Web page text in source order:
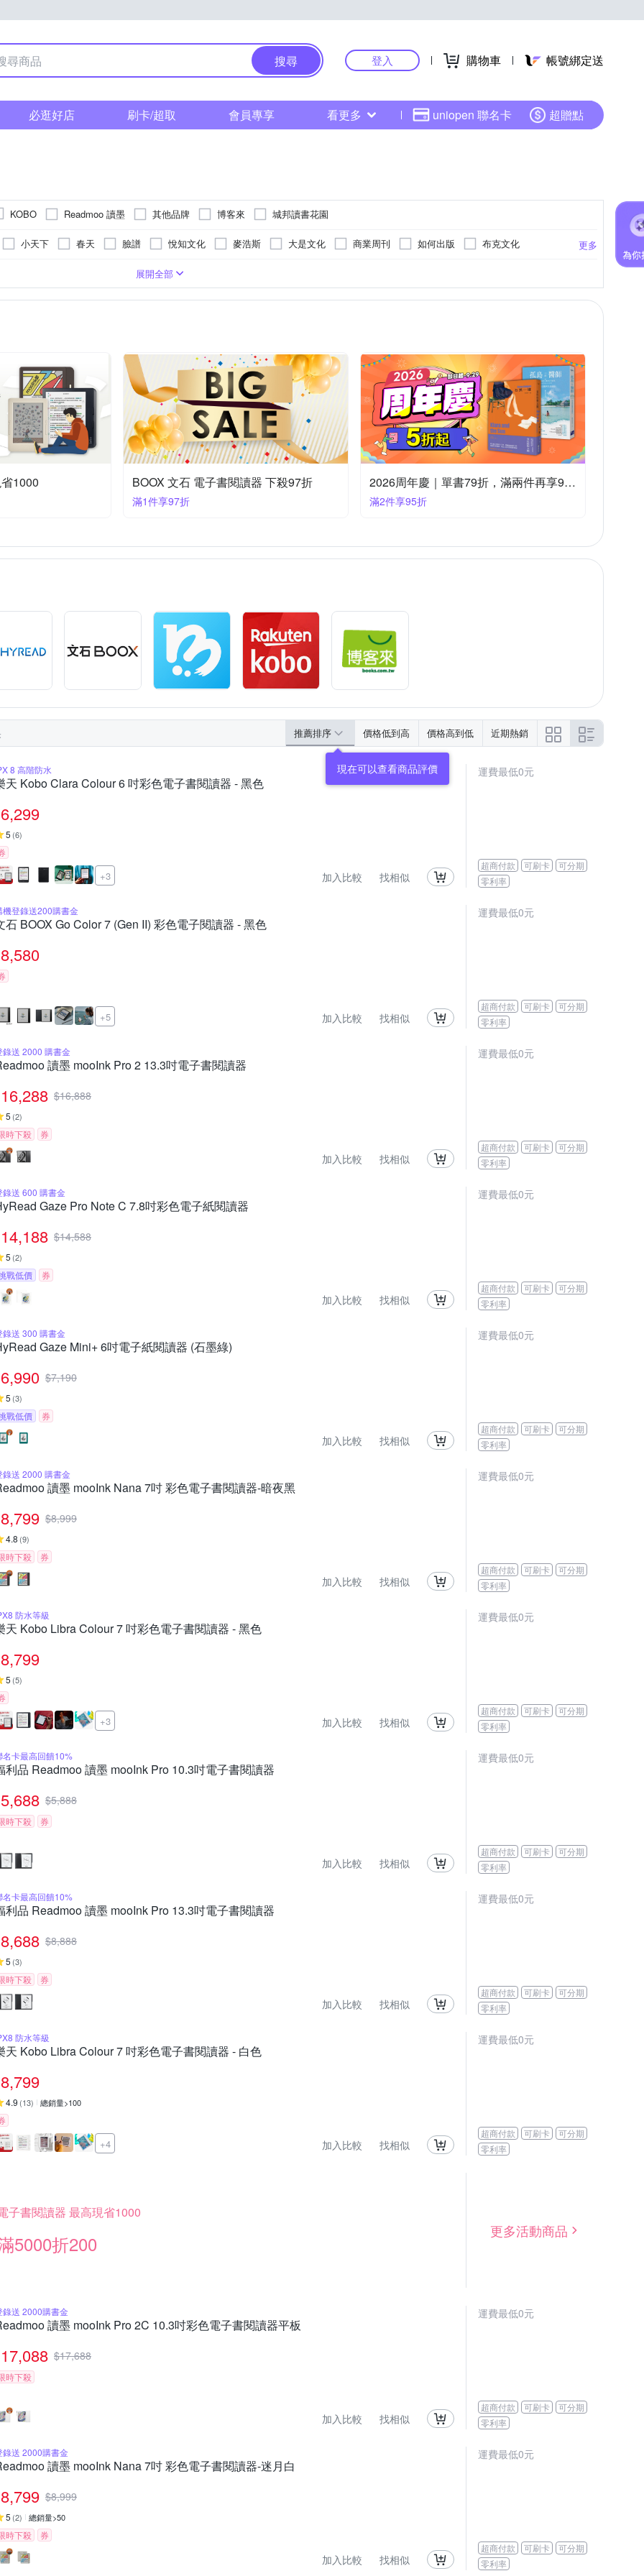
搜尋 登入 購物車 帳號綁定送
必逛好店 刷卡/超取 會員專享 看更多 uniopen 聯名卡 超贈點
KOBO Readmoo 讀墨 其他品牌 博客來 城邦讀書花園
更多
小天下 春天 臉譜 悅知文化 麥浩斯 大是文化 商業周刊 如何出版
布克文化
馬可孛羅
春光
瑞昇文化 原點出版 經濟新潮社 方舟文化 原水文化 八旗文化
新手父母
管理/經營/領導 疾病百科
人文
世界經典文學 歐/美/非/大洋洲旅遊 休閒/嗜好 建築/空間設計 宗教
幼兒啟蒙認知
水
手作設計 心靈/人文/科普 運動/戶外活動
展開全部
1000 BOOX 文石 電子書閱讀器 下殺97折
滿1件享97折
2026周年慶｜單書79折，滿兩件再享95折
滿2件享95折
推薦排序 價格低到高 價格高到低 近期熱銷
8 高階防水
天 Kobo Clara Colour 6 吋彩色電子書閱讀器 - 黑色
6,299
5 (6)
+3 加入比較 找相似
運費最低0元
超商付款 可刷卡
可分期
零利率
機登錄送200購書金
石 BOOX Go Color 7 (Gen II) 彩色電子閱讀器 - 黑色
8,580
+5 加入比較 找相似
運費最低0元
超商付款 可刷卡
可分期
零利率
錄送 2000 購書金
讀墨 mooInk Pro 2 13.3吋電子書閱讀器
16,288 $16,888
5 (2)
時下殺 券
加入比較 找相似
運費最低0元
超商付款 可刷卡
可分期
零利率
錄送 600 購書金
Gaze Pro Note C 7.8吋彩色電子紙閱讀器
14,188 $14,588
5 (2)
戰低價 券
加入比較 找相似
運費最低0元
超商付款 可刷卡
可分期
零利率
錄送 300 購書金
Gaze Mini+ 6吋電子紙閱讀器 (石墨綠)
6,990 $7,190
5 (3)
戰低價 券
加入比較 找相似
運費最低0元
超商付款 可刷卡
可分期
零利率
錄送 2000 購書金
讀墨 mooInk Nana 7吋 彩色電子書閱讀器-暗夜黑
8,799 $8,999
4.8 (9)
時下殺 券
加入比較 找相似
運費最低0元
超商付款 可刷卡
可分期
零利率
防水等級
天 Kobo Libra Colour 7 吋彩色電子書閱讀器 - 黑色
8,799
5 (5)
+3 加入比較 找相似
運費最低0元
超商付款 可刷卡
可分期
零利率
名卡最高回饋10%
利品 Readmoo 讀墨 mooInk Pro 10.3吋電子書閱讀器
5,688 $5,888
時下殺 券
加入比較 找相似
運費最低0元
超商付款 可刷卡
可分期
零利率
名卡最高回饋10%
利品 Readmoo 讀墨 mooInk Pro 13.3吋電子書閱讀器
8,688 $8,888
5 (3)
時下殺 券
加入比較 找相似
運費最低0元
超商付款 可刷卡
可分期
零利率
防水等級
天 Kobo Libra Colour 7 吋彩色電子書閱讀器 - 白色
8,799
4.9 (13) 總銷量>100
+4 加入比較 找相似
運費最低0元
超商付款 可刷卡
可分期
零利率
子書閱讀器 最高現省1000
5000折200
更多活動商品
錄送 2000購書金
讀墨 mooInk Pro 2C 10.3吋彩色電子書閱讀器平板
17,088 $17,688
時下殺
加入比較 找相似
運費最低0元
超商付款 可刷卡
可分期
零利率
錄送 2000購書金
讀墨 mooInk Nana 7吋 彩色電子書閱讀器-迷月白
8,799 $8,999
5 (2) 總銷量>50
時下殺 券
加入比較 找相似
運費最低0元
超商付款 可刷卡
可分期
零利率